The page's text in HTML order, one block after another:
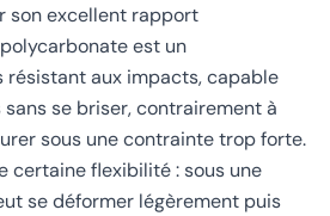
son excellent rapport
est un
aux impacts, capable
sans se briser, contrairement à
sous une contrainte trop forte.
certaine flexibilité : sous une
se déformer légèrement puis